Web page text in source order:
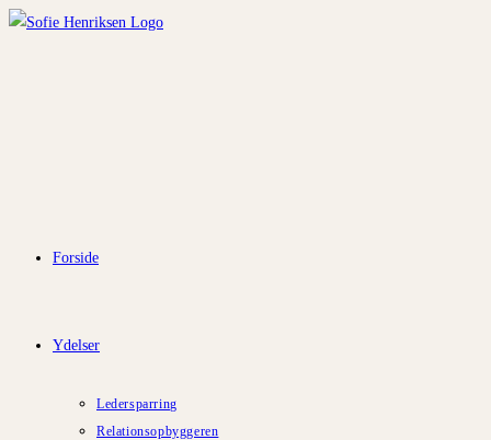
Forside
Ydelser
Ledersparring
Relationsopbyggeren